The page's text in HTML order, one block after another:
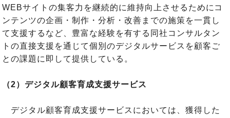
WEBサイトの集客力を継続的に維持向上させるためにコ
ンテンツの企画・制作・分析・改善までの施策を一貫し
て支援するなど、豊富な経験を有する同社コンサルタン
トの直接支援を通じて個別のデジタルサービスを顧客ご
との課題に即して提供している。
（2）デジタル顧客育成支援サービス
デジタル顧客育成支援サービスにおいては、獲得した